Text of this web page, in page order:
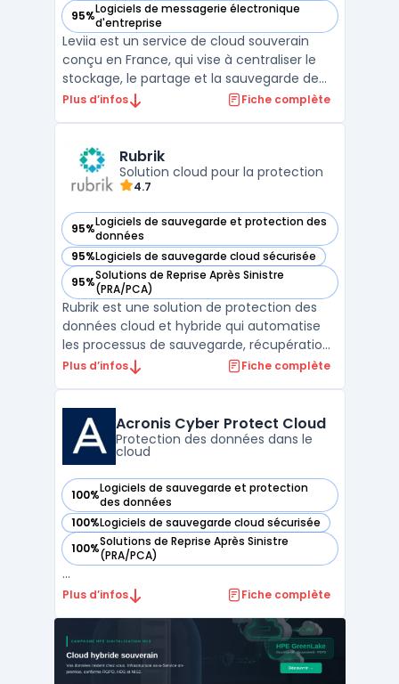
95%Logiciels de messagerie électronique
d'entreprise
— voir Leviia dans cette catégorie
Leviia est un service de cloud souverain
conçu en France, qui vise à centraliser le
stockage, le partage et la sauvegarde de
données pour des usages professionnels.
RGPD, ainsi que des certifications ISO 27001
et HDS (selo ...
Plus d’infos Fiche complète
Rubrik
Solution cloud pour la protection
4.7
95%Logiciels de sauvegarde et protection des
données
— voir Rubrik dans cette catégorie
95%Logiciels de sauvegarde cloud sécurisée
— voir Rubrik dans cette catégorie
95%Solutions de Reprise Après Sinistre
(PRA/PCA)
— voir Rubrik dans cette catégorie
Rubrik est une solution de protection des
données cloud et hybride qui automatise
les processus de sauvegarde, récupération
et archivage des données critiques des
Rubrik simplifie la gestion des données
grâce à son approche un ...
Plus d’infos Fiche complète
Acronis Cyber Protect Cloud
Protection des données dans le
cloud
100%Logiciels de sauvegarde et protection
des données
— voir Acronis Cyber Protect Cloud dans cette catégorie
100%Logiciels de sauvegarde cloud sécurisée
— voir Acronis Cyber Protect Cloud dans cette catégorie
100%Solutions de Reprise Après Sinistre
(PRA/PCA)
— voir Acronis Cyber Protect Cloud dans cette catégorie
...
Plus d’infos Fiche complète